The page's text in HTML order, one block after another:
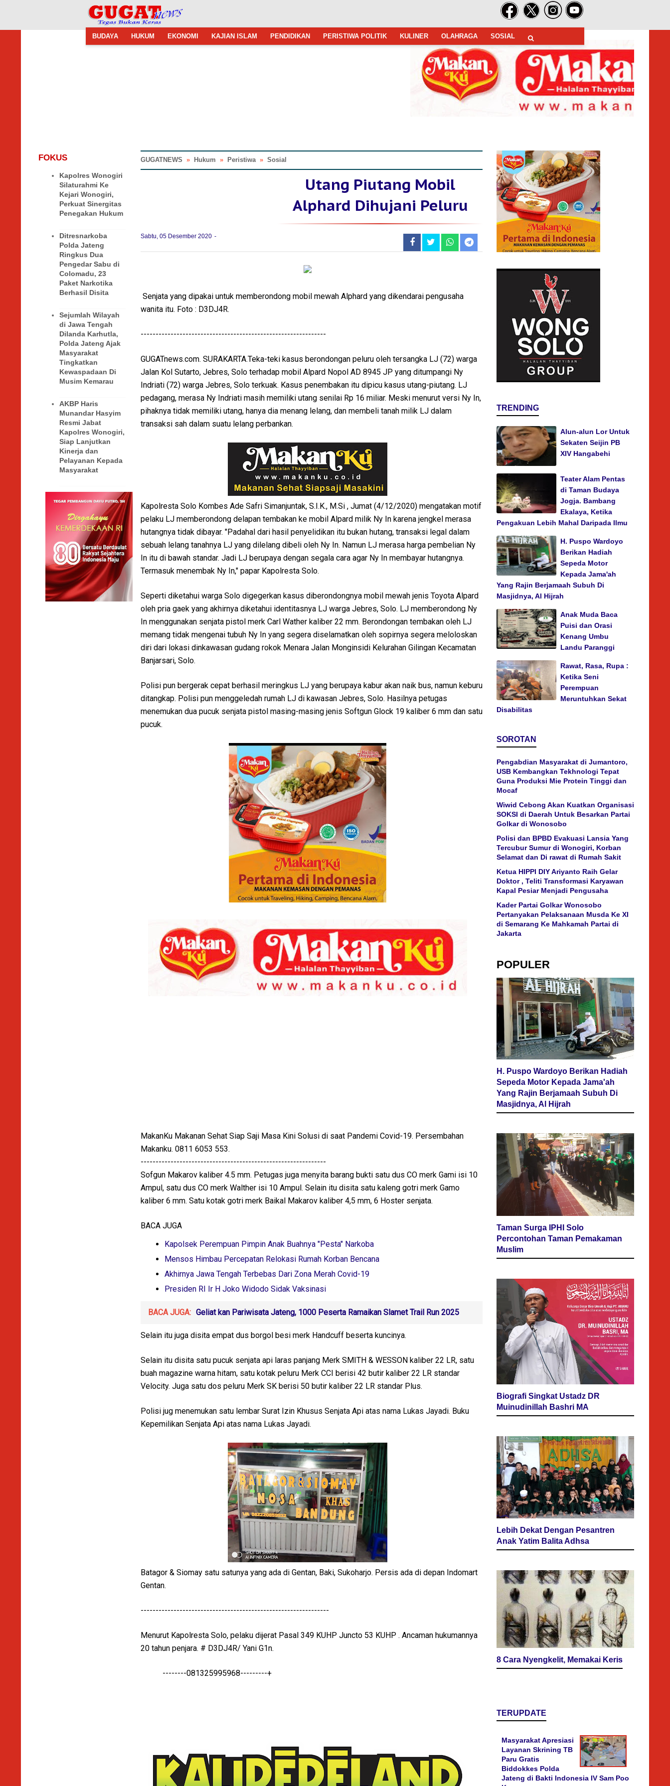
BUDAYA HUKUM EKONOMI KAJIAN ISLAM PENDIDIKAN PERISTIWA POLITIK KULINER OLAHRAGA SOSIAL
FOKUS
Kapolres Wonogiri
Silaturahmi Ke
Kejari Wonogiri,
Perkuat Sinergitas
Penegakan Hukum
Ditresnarkoba
Polda Jateng
Ringkus Dua
Pengedar Sabu di
Colomadu, 23
Paket Narkotika
Berhasil Disita
Sejumlah Wilayah
di Jawa Tengah
Dilanda Karhutla,
Polda Jateng Ajak
Masyarakat
Tingkatkan
Kewaspadaan Di
Musim Kemarau
AKBP Haris
Munandar Hasyim
Resmi Jabat
Kapolres Wonogiri,
Siap Lanjutkan
Kinerja dan
Pelayanan Kepada
Masyarakat
GUGATNEWS » Hukum » Peristiwa » Sosial
Utang Piutang Mobil
Alphard Dihujani Peluru
Sabtu, 05 Desember 2020
Senjata yang dipakai untuk memberondong mobil mewah Alphard yang dikendarai pengusaha
wanita itu. Foto : D3DJ4R.
--------------------------------------------------------------
GUGATnews.com. SURAKARTA.Teka-teki kasus berondongan peluru oleh tersangka LJ (72) warga
Jalan Kol Sutarto, Jebres, Solo terhadap mobil Alpard Nopol AD 8945 JP yang ditumpangi Ny
Indriati (72) warga Jebres, Solo terkuak. Kasus penembakan itu dipicu kasus utang-piutang. LJ
pedagang, merasa Ny Indriati masih memiliki utang senilai Rp 16 miliar. Meski menurut versi Ny In,
pihaknya tidak memiliki utang, hanya dia menang lelang, dan membeli tanah milik LJ dalam
transaksi sah dalam suatu lelang perbankan.
Kapolresta Solo Kombes Ade Safri Simanjuntak, S.I.K., M.Si , Jumat (4/12/2020) mengatakan motif
pelaku LJ memberondong delapan tembakan ke mobil Alpard milik Ny In karena jengkel merasa
hutangnya tidak dibayar. "Padahal dari hasil penyelidikan itu bukan hutang, transaksi legal dalam
sebuah lelang tanahnya LJ yang dilelang dibeli oleh Ny In. Namun LJ merasa harga pembelian Ny
In itu di bawah standar. Jadi LJ berupaya dengan segala cara agar Ny In membayar hutangnya.
Termasuk menembak Ny In," papar Kapolresta Solo.
Seperti diketahui warga Solo digegerkan kasus diberondongnya mobil mewah jenis Toyota Alpard
oleh pria gaek yang akhirnya diketahui identitasnya LJ warga Jebres, Solo. LJ memberondong Ny
In menggunakan senjata pistol merk Carl Wather kaliber 22 mm. Berondongan tembakan oleh LJ
memang tidak mengenai tubuh Ny In yang segera diselamatkan oleh sopirnya segera meloloskan
diri dari lokasi dinkawasan gudang rokok Menara Jalan Monginsidi Kelurahan Gilingan Kecamatan
Banjarsari, Solo.
Polisi pun bergerak cepat berhasil meringkus LJ yang berupaya kabur akan naik bus, namun keburu
ditangkap. Polisi pun menggeledah rumah LJ di kawasan Jebres, Solo. Hasilnya petugas
menemukan dua pucuk senjata pistol masing-masing jenis Softgun Glock 19 kaliber 6 mm dan satu
pucuk.
MakanKu Makanan Sehat Siap Saji Masa Kini Solusi di saat Pandemi Covid-19. Persembahan
Makanku. 0811 6053 553.
--------------------------------------------------------------
Sofgun Makarov kaliber 4.5 mm. Petugas juga menyita barang bukti satu dus CO merk Gami isi 10
Ampul, satu dus CO merk Walther isi 10 Ampul. Selain itu disita satu kaleng gotri merk Gamo
kaliber 6 mm. Satu kotak gotri merk Baikal Makarov kaliber 4,5 mm, 6 Hoster senjata.
BACA JUGA
Kapolsek Perempuan Pimpin Anak Buahnya "Pesta" Narkoba
Mensos Himbau Percepatan Relokasi Rumah Korban Bencana
Akhirnya Jawa Tengah Terbebas Dari Zona Merah Covid-19
Presiden RI Ir H Joko Widodo Sidak Vaksinasi
BACA JUGA: Geliat kan Pariwisata Jateng, 1000 Peserta Ramaikan Slamet Trail Run 2025
Selain itu juga disita empat dus borgol besi merk Handcuff beserta kuncinya.
Selain itu disita satu pucuk senjata api laras panjang Merk SMITH & WESSON kaliber 22 LR, satu
buah magazine warna hitam, satu kotak peluru Merk CCI berisi 42 butir kaliber 22 LR standar
Velocity. Juga satu dos peluru Merk SK berisi 50 butir kaliber 22 LR standar Plus.
Polisi jug menemukan satu lembar Surat Izin Khusus Senjata Api atas nama Lukas Jayadi. Buku
Kepemilikan Senjata Api atas nama Lukas Jayadi.
Batagor & Siomay satu satunya yang ada di Gentan, Baki, Sukoharjo. Persis ada di depan Indomart
Gentan.
---------------------------------------------------------------
Menurut Kapolresta Solo, pelaku dijerat Pasal 349 KUHP Juncto 53 KUHP . Ancaman hukumannya
20 tahun penjara. # D3DJ4R/ Yani G1n.
--------081325995968---------+
TRENDING
Alun-alun Lor Untuk
Sekaten Seijin PB
XIV Hangabehi
Teater Alam Pentas
di Taman Budaya
Jogja. Bambang
Ekalaya, Ketika
Pengakuan Lebih Mahal Daripada Ilmu
H. Puspo Wardoyo
Berikan Hadiah
Sepeda Motor
Kepada Jama'ah
Yang Rajin Berjamaah Subuh Di
Masjidnya, Al Hijrah
Anak Muda Baca
Puisi dan Orasi
Kenang Umbu
Landu Paranggi
Rawat, Rasa, Rupa :
Ketika Seni
Perempuan
Meruntuhkan Sekat
Disabilitas
SOROTAN
Pengabdian Masyarakat di Jumantoro,
USB Kembangkan Tekhnologi Tepat
Guna Produksi Mie Protein Tinggi dan
Mocaf
Wiwid Cebong Akan Kuatkan Organisasi
SOKSI di Daerah Untuk Besarkan Partai
Golkar di Wonosobo
Polisi dan BPBD Evakuasi Lansia Yang
Tercubur Sumur di Wonogiri, Korban
Selamat dan Di rawat di Rumah Sakit
Ketua HIPPI DIY Ariyanto Raih Gelar
Doktor , Teliti Transformasi Karyawan
Kapal Pesiar Menjadi Pengusaha
Kader Partai Golkar Wonosobo
Pertanyakan Pelaksanaan Musda Ke XI
di Semarang Ke Mahkamah Partai di
Jakarta
POPULER
H. Puspo Wardoyo Berikan Hadiah
Sepeda Motor Kepada Jama'ah
Yang Rajin Berjamaah Subuh Di
Masjidnya, Al Hijrah
Taman Surga IPHI Solo
Percontohan Taman Pemakaman
Muslim
Biografi Singkat Ustadz DR
Muinudinillah Bashri MA
Lebih Dekat Dengan Pesantren
Anak Yatim Balita Adhsa
8 Cara Nyengkelit, Memakai Keris
TERUPDATE
Masyarakat Apresiasi
Layanan Skrining TB
Paru Gratis
Biddokkes Polda
Jateng di Bakti Indonesia IV Sam Poo